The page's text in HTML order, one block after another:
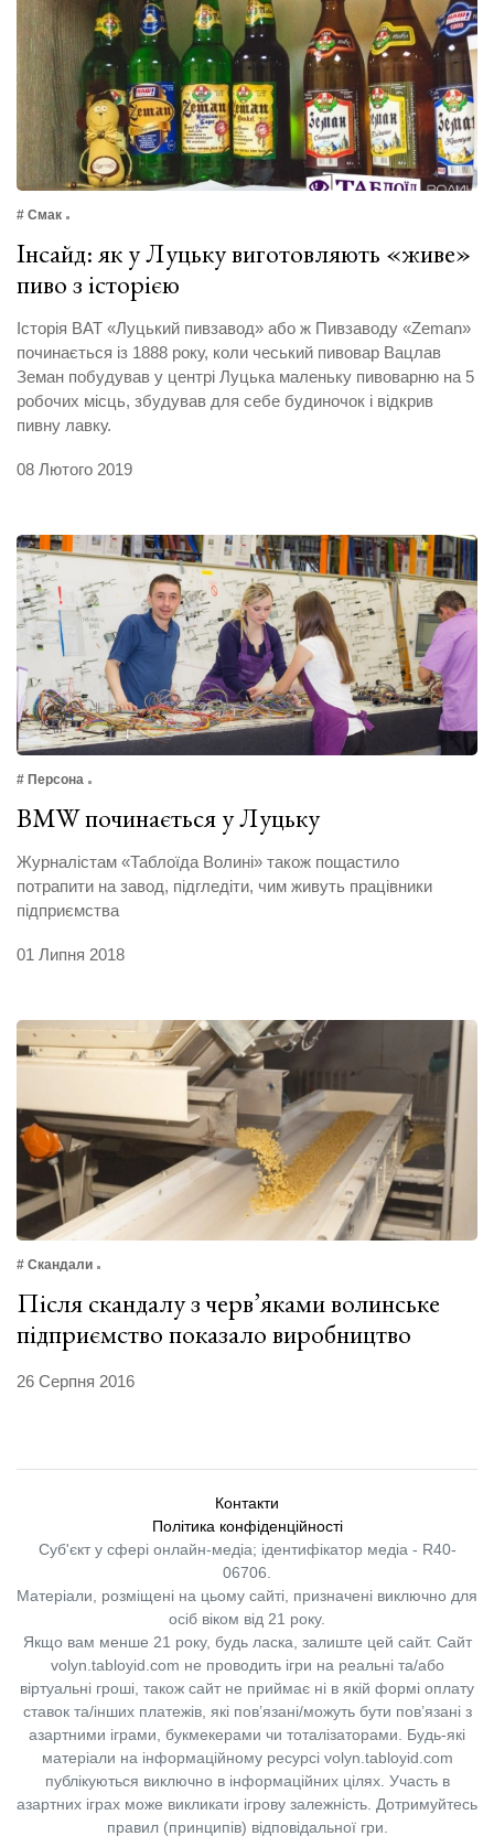
# Смак
Інсайд: як у Луцьку виготовляють «живе»
пиво з історією
Історія ВАТ «Луцький пивзавод» або ж Пивзаводу «Zeman»
починається із 1888 року, коли чеський пивовар Вацлав
Земан побудував у центрі Луцька маленьку пивоварню на 5
робочих місць, збудував для себе будиночок і відкрив
пивну лавку.
08 Лютого 2019
# Персона
BMW починається у Луцьку
Журналістам «Таблоїда Волині» також пощастило
потрапити на завод, підгледіти, чим живуть працівники
підприємства
01 Липня 2018
# Скандали
Після скандалу з черв’яками волинське
підприємство показало виробництво
26 Серпня 2016
Контакти
Політика конфіденційності
Суб'єкт у сфері онлайн-медіа; ідентифікатор медіа - R40-
06706.
Матеріали, розміщені на цьому сайті, призначені виключно для
осіб віком від 21 року.
Якщо вам менше 21 року, будь ласка, залиште цей сайт. Сайт
volyn.tabloyid.com не проводить ігри на реальні та/або
віртуальні гроші, також сайт не приймає ні в якій формі оплату
ставок та/інших платежів, які пов’язані/можуть бути пов’язані з
азартними іграми, букмекерами чи тоталізаторами. Будь-які
матеріали на інформаційному ресурсі volyn.tabloyid.com
публікуються виключно в інформаційних цілях. Участь в
азартних іграх може викликати ігрову залежність. Дотримуйтесь
правил (принципів) відповідальної гри.